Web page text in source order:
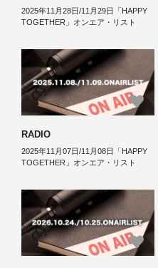
2025年11月28日/11月29日「HAPPY
TOGETHER」オンエア・リスト
RADIO
2025年11月07日/11月08日「HAPPY
TOGETHER」オンエア・リスト